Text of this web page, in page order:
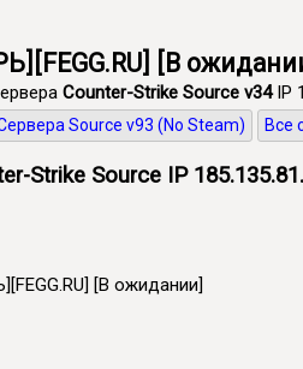
[В
Counter-Strike Source v34IP
Source v93 (No Steam) Все
Strike Source IP
[В ожидании]